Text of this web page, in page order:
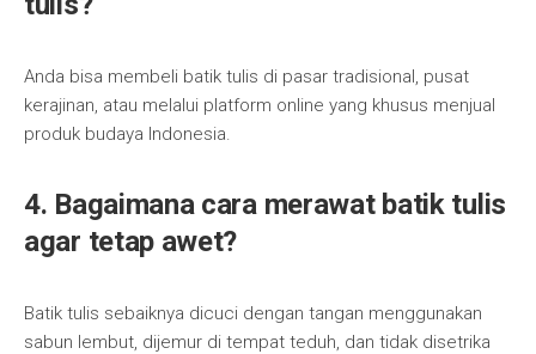
Anda bisa membeli batik tulis di pasar tradisional, pusat
kerajinan, atau melalui platform online yang khusus menjual
produk budaya Indonesia.
4. Bagaimana cara merawat batik tulis
agar tetap awet?
Batik tulis sebaiknya dicuci dengan tangan menggunakan
sabun lembut, dijemur di tempat teduh, dan tidak disetrika